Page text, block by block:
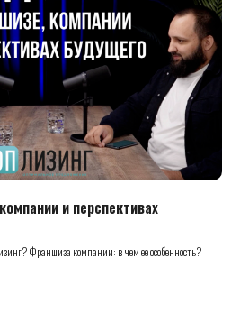
и перспективах
Франшиза компании: в чем ее особенность?